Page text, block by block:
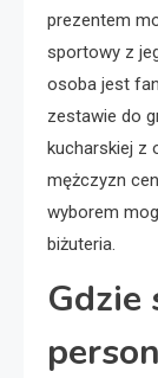
prezentem
sportowy z
osoba jest
zestawie do
kucharskiej z
mężczyzn
wyborem
biżuteria.
Gdzie